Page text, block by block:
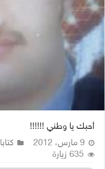
أحبك يا وطني !!!!!!
9 مارس، 2012
635 زيارة